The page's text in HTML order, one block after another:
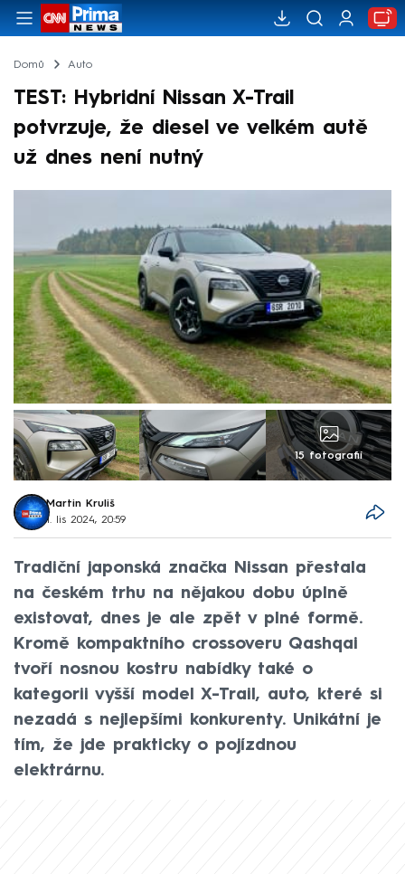
Domů Auto
TEST: Hybridní Nissan X-Trail
potvrzuje, že diesel ve velkém autě
už dnes není nutný
15 fotografií
Martin Kruliš
1. lis 2024, 20:59
Tradiční japonská značka Nissan přestala
na českém trhu na nějakou dobu úplně
existovat, dnes je ale zpět v plné formě.
Kromě kompaktního crossoveru Qashqai
tvoří nosnou kostru nabídky také o
kategorii vyšší model X-Trail, auto, které si
nezadá s nejlepšími konkurenty. Unikátní je
tím, že jde prakticky o pojízdnou
elektrárnu.